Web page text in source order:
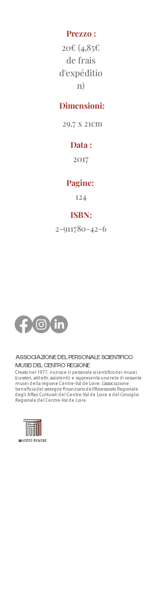
Prezzo :
20€ (4,85€
de frais
d'expéditio
n)
Dimensioni:
29,7 x 21cm
Data :
2017
Pagine:
124
ISBN:
2-911780-42-6
ASSOCIAZIONE DEL PERSONALE SCIENTIFICO
MUSEI DEL CENTRO REGIONE
Creato nel 1977, riunisce il personale scientifico dei musei
(curatori, addetti, assistenti) e rappresenta una rete di sessanta
musei della regione Centre-Val de Loire. L'associazione
beneficia del sostegno finanziario dell'Assessorato Regionale
degli Affari Culturali del Centre-Val de Loire e del Consiglio
Regionale del Centre-Val de Loire.